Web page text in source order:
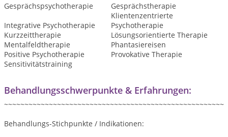
Gesprächspsychotherapie
Gesprächstherapie
Integrative Psychotherapie
Klientenzentrierte
Psychotherapie
Kurzzeittherapie
Lösungsorientierte Therapie
Mentalfeldtherapie
Phantasiereisen
Positive Psychotherapie
Provokative Therapie
Sensitivitätstraining
Behandlungsschwerpunkte & Erfahrungen:
~~~~~~~~~~~~~~~~~~~~~~~~~~~~~~~~~~~~~~~~~~~~~~~~~~~~~~
Behandlungs-Stichpunkte / Indikationen: